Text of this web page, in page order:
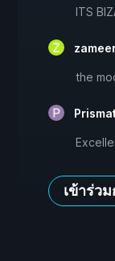
ITS
the
เข้าร่ว